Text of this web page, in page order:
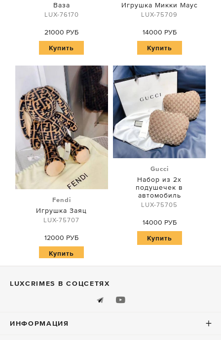
Ваза
LUX-76170
21000 РУБ
Купить
Игрушка Микки Маус
LUX-75709
14000 РУБ
Купить
Fendi
Игрушка Заяц
LUX-75707
12000 РУБ
Купить
Gucci
Набор из 2х
подушечек в
автомобиль
LUX-75705
14000 РУБ
Купить
LUXСRIMES В СОЦСЕТЯХ
ИНФОРМАЦИЯ